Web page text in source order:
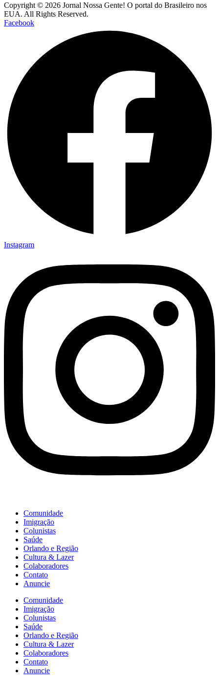
Copyright © 2026 Jornal Nossa Gente! O portal do Brasileiro nos
EUA. All Rights Reserved.
Facebook
Instagram
Comunidade
Imigração
Colunistas
Saúde
Orlando e Região
Cultura & Lazer
Colaboradores
Contato
Anuncie
Comunidade
Imigração
Colunistas
Saúde
Orlando e Região
Cultura & Lazer
Colaboradores
Contato
Anuncie